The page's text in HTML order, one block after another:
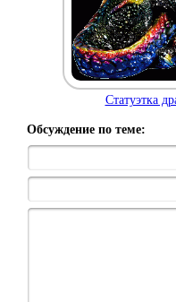
Статуэтка
Обсуждение по теме: